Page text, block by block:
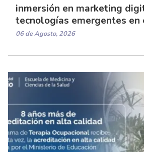
inmersión en marketing
tecnologías emergentes en
06 de Agosto, 2026